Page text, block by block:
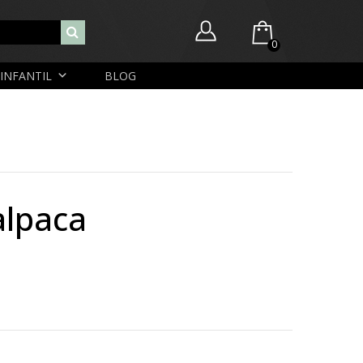
0
Você ainda não possui itens no seu carrinho.
Nome de usuário ou endereço de e-mail
INFANTIL BLOG